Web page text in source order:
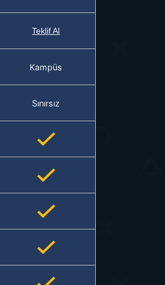
Teklif Al
Kampüs
Sınırsız